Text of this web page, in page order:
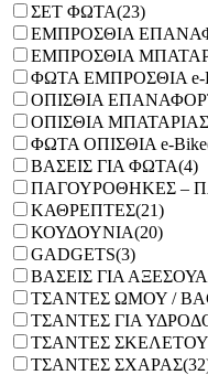
ΣΕΤ ΦΩΤΑ(23)
ΕΜΠΡΟΣΘΙΑ
ΕΜΠΡΟΣΘΙΑ
ΦΩΤΑ ΕΜΠΡΟΣΘΙΑ e-
ΟΠΙΣΘΙΑ
ΟΠΙΣΘΙΑ ΜΠΑΤΑΡΙΑΣ
ΦΩΤΑ ΟΠΙΣΘΙΑ e-Bike
ΒΑΣΕΙΣ ΓΙΑ ΦΩΤΑ(4)
ΠΑΓΟΥΡΟΘΗΚΕΣ –
ΚΑΘΡΕΠΤΕΣ(21)
ΚΟΥΔΟΥΝΙΑ(20)
GADGETS(3)
ΒΑΣΕΙΣ ΓΙΑ
ΤΣΑΝΤΕΣ ΩΜΟΥ /
ΤΣΑΝΤΕΣ ΓΙΑ
ΤΣΑΝΤΕΣ
ΤΣΑΝΤΕΣ ΣΧΑΡΑΣ